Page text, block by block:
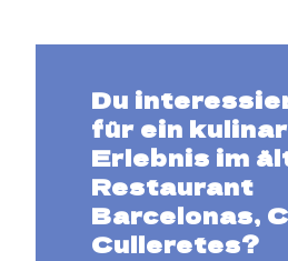
Du
für ein
Erlebnis im
Restaurant
Barcelonas,
Culleretes?